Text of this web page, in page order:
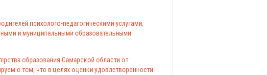
психолого-педагогическими услугами,
и муниципальными образовательными
образования Самарской области от
о том, что в целях оценки удовлетворенности